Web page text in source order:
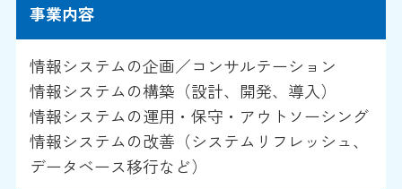
事業内容
情報システムの企画／コンサルテーション
情報システムの構築（設計、開発、導入）
情報システムの運用・保守・アウトソーシング
情報システムの改善（システムリフレッシュ、
データベース移行など）